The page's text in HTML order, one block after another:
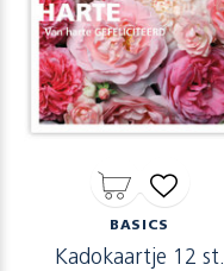
BASICS
Kadokaartje 12 st.